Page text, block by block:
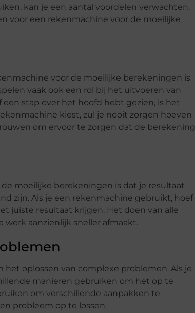
kan je een aantal voordelen verwachten.
voor een rekenmachine voor de moeilijke
voor de moeilijke berekeningen is
vaak ook een rol bij het uitvoeren van
stap over het hoofd hebt gezien, is het
kiest, zul je nooit zorgen hoeven
om ervoor te zorgen dat de berekening
moeilijke berekeningen is dat je resultaat
zijn. Als je een rekenmachine gebruikt, hoef
juiste resultaat krijgen. Het doen van alle
aanzienlijk sneller afmaakt.
oplossen van complexe problemen. Als je
manieren gebruiken om het op te
om verschillende aanpakken te
probleem op te lossen.